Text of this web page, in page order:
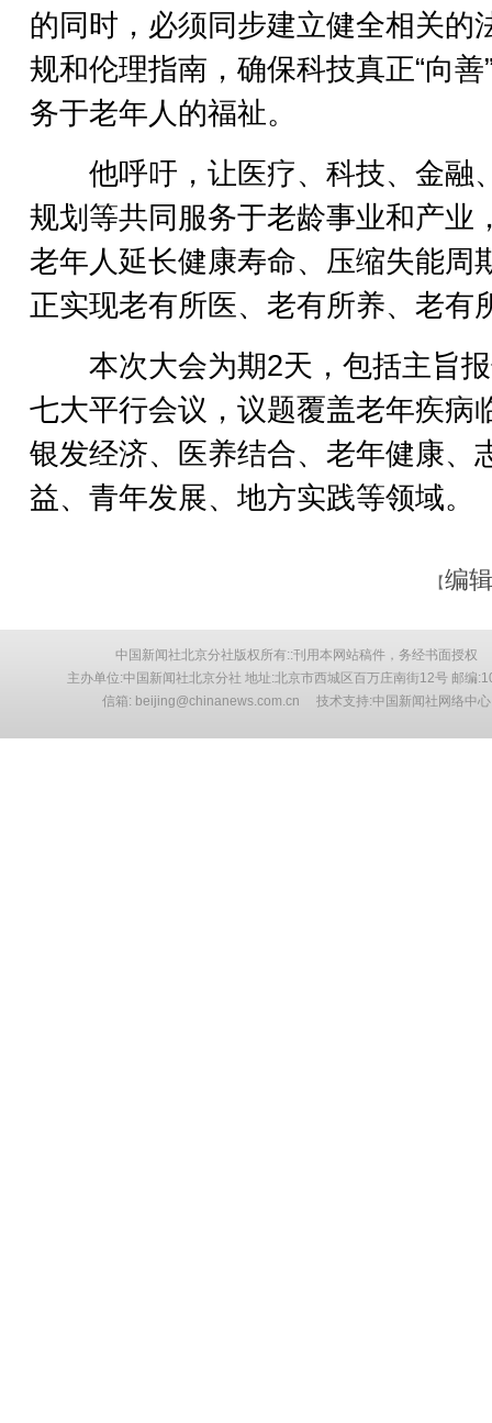
的同时，必须同步建立健全相关的
规和伦理指南，确保科技真正“向善
务于老年人的福祉。
他呼吁，让医疗、科技、金融
规划等共同服务于老龄事业和产业
老年人延长健康寿命、压缩失能周
正实现老有所医、老有所养、老有
本次大会为期2天，包括主旨
七大平行会议，议题覆盖老年疾病
银发经济、医养结合、老年健康、
益、青年发展、地方实践等领域。
【编
中国新闻社北京分社版权所有::刊用本网站稿件，务经书面授权
主办单位:中国新闻社北京分社 地址:北京市西城区百万庄南街12号 邮编
信箱: beijing@chinanews.com.cn 技术支持:中国新闻社网络中心